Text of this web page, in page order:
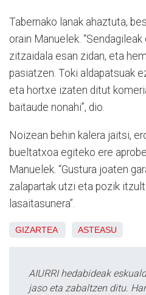
Tabernako lanak ahaztuta,
orain Manuelek.
zitzaidala esan zidan, eta
pasiatzen. Toki aldapatsuak
eta hortxe izaten ditut
baitaude nonahi”, dio.
Noizean behin kalera jaitsi,
bueltatxoa egiteko ere
Manuelek. “Gustura joaten
zalapartak utzi eta pozik
lasaitasunera”.
GIZARTEA ASTEASU
AIURRI hedabideak
jaso eta zabaltzen ditu.